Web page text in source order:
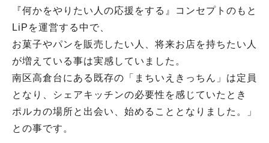
『何かをやりたい人の応援をする』コンセプトのもと
LiPを運営する中で、
お菓子やパンを販売したい人、将来お店を持ちたい人
が増えている事は実感していました。
南区高倉台にある既存の「まちいえきっちん」は定員
となり、シェアキッチンの必要性を感じていたとき
ポルカの場所と出会い、始めることとなりました。」
との事です。